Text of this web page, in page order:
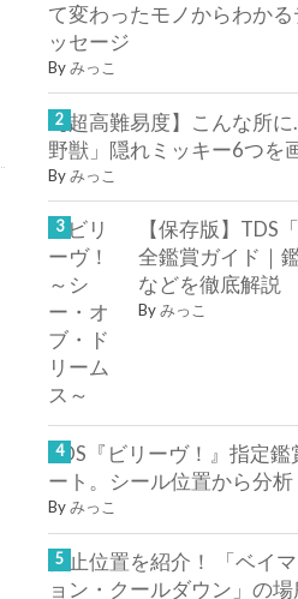
て変わったモノからわか
ッセージ
Byみっこ
【超高難易度】こんな所
野獣」隠れミッキー6つを
Byみっこ
【保存版】TDS
全鑑賞ガイド｜
などを徹底解説
Byみっこ
TDS『ビリーヴ！』指定
ート。シール位置から分析
Byみっこ
停止位置を紹介！ 「ベイ
ョン・クールダウン」の